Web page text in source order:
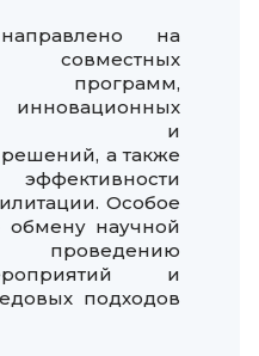
на
программ,
и
а также
Особое
научной
проведению
и
подходов